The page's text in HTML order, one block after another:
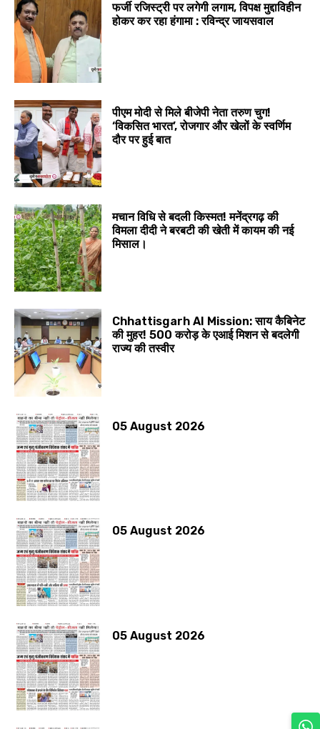
फर्जी रजिस्ट्री पर लगेगी लगाम, विपक्ष मुद्दाविहीन
होकर कर रहा हंगामा : रविन्द्र जायसवाल
पीएम मोदी से मिले बीजेपी नेता तरुण चुग!
‘विकसित भारत’, रोजगार और खेलों के स्वर्णिम
दौर पर हुई बात
मचान विधि से बदली किस्मत! मनेंद्रगढ़ की
विमला दीदी ने बरबटी की खेती में कायम की नई
मिसाल।
Chhattisgarh AI Mission: साय कैबिनेट
की मुहर! 500 करोड़ के एआई मिशन से बदलेगी
राज्य की तस्वीर
05 August 2026
05 August 2026
05 August 2026